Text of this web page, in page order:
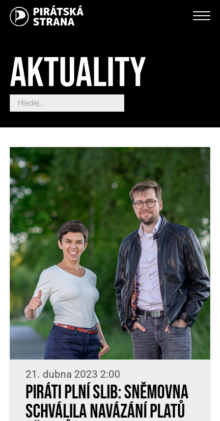
AKTUALITY
21. dubna 2023 2:00
Piráti plní slib: Sněmovna
schválila navázání platů